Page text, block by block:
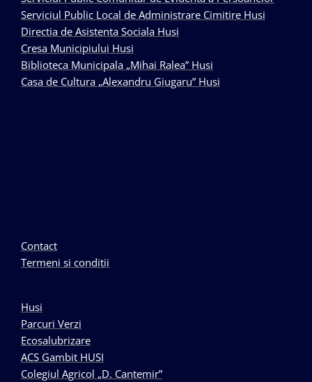
Serviciul Public Local de Administrare Cimitire Husi
Directia de Asistenta Sociala Husi
Cresa Municipiului Husi
Biblioteca Municipala „Mihai Ralea” Husi
Casa de Cultura „Alexandru Giugaru” Husi
Contact
Termeni si conditii
Husi
Parcuri Verzi
Ecosalubrizare
ACS Gambit HUSI
Colegiul Agricol „D. Cantemir”